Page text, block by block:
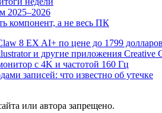
2025–2026
компонент, а не весь ПК
8 EX AI+ по цене до 1799 долларов
и другие приложения Creative
с 4K и частотой 160 Гц
записей: что известно об утечке
или автора запрещено.